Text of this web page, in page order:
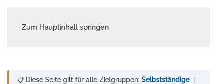
Zum Hauptinhalt springen
📋 Diese Seite gilt für alle Zielgruppen: Selbstständige|